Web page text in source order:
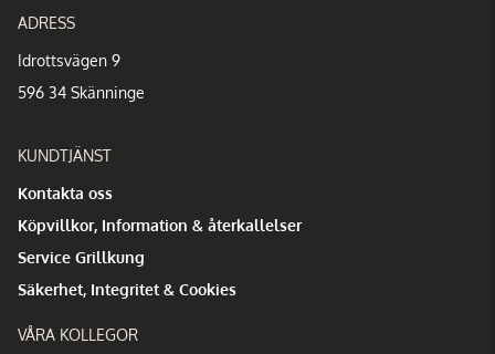
ADRESS
Idrottsvägen 9
596 34 Skänninge
KUNDTJÄNST
Kontakta oss
Köpvillkor, Information & återkallelser
Service Grillkung
Säkerhet, Integritet & Cookies
VÅRA KOLLEGOR